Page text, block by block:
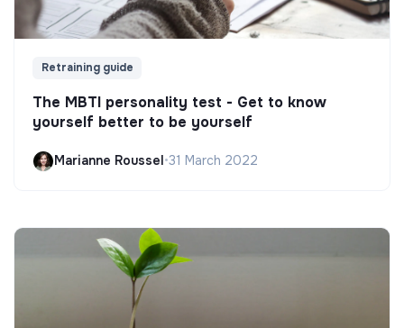
Retraining guide
The MBTI personality test - Get to know
yourself better to be yourself
Marianne Roussel•31 March 2022